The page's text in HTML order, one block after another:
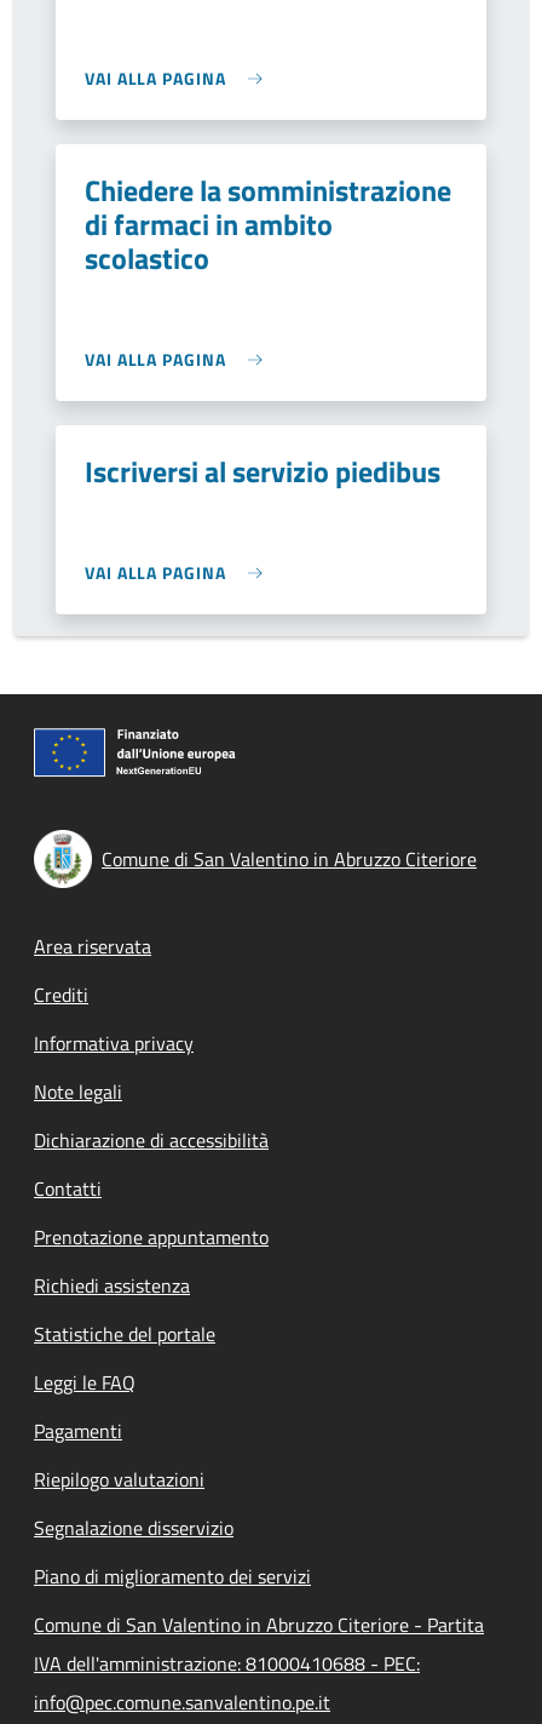
VAI ALLA PAGINA
Chiedere la somministrazione
di farmaci in ambito
scolastico
VAI ALLA PAGINA
Iscriversi al servizio piedibus
VAI ALLA PAGINA
Comune di San Valentino in Abruzzo Citeriore
Footer menu
Area riservata
Crediti
Informativa privacy
Note legali
Dichiarazione di accessibilità
Contatti
Prenotazione appuntamento
Richiedi assistenza
Statistiche del portale
Leggi le FAQ
Pagamenti
Riepilogo valutazioni
Segnalazione disservizio
Piano di miglioramento dei servizi
Comune di San Valentino in Abruzzo Citeriore - Partita
IVA dell'amministrazione: 81000410688 - PEC:
info@pec.comune.sanvalentino.pe.it